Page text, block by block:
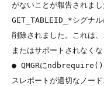
がないことが報告されま
GET_TABLEID_*シグナル
削除されました。これは
またはサポートされなく
● QMGRにndbrequire()
スレポートが適切なノー